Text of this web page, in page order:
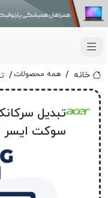
خانه همه محصولات
سوکت ایسر 1.0 * 3.0